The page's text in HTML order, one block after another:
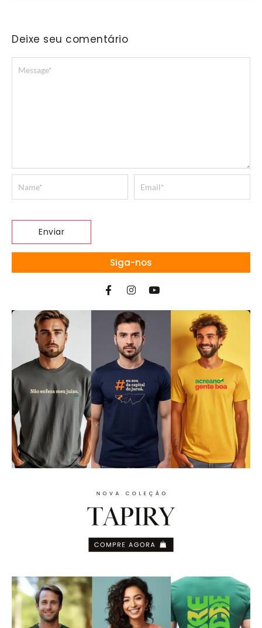
Deixe seu comentário
Siga-nos